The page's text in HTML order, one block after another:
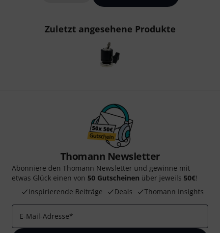
Zuletzt angesehene Produkte
Thomann Newsletter
Abonniere den Thomann Newsletter und gewinne mit
etwas Glück einen von 50 Gutscheinen über jeweils 50€!
Inspirierende Beiträge
Deals Thomann Insights
E-Mail-Adresse*